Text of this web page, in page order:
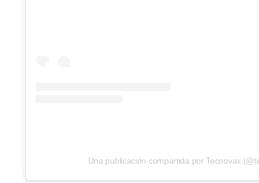
Una publicación compartida por Tecnovax